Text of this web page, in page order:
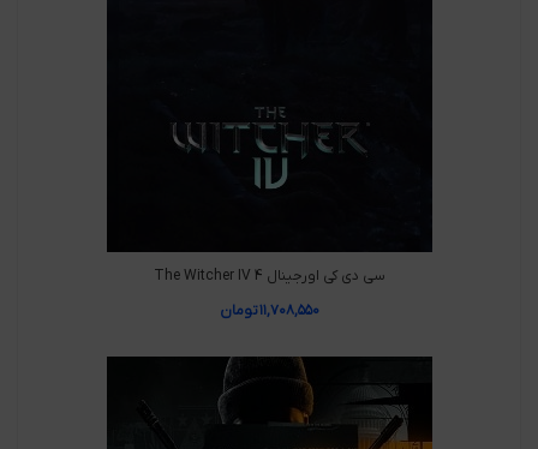
سی دی کی اورجینال The Witcher IV 4
۱۱,۷۰۸,۵۵۰تومان